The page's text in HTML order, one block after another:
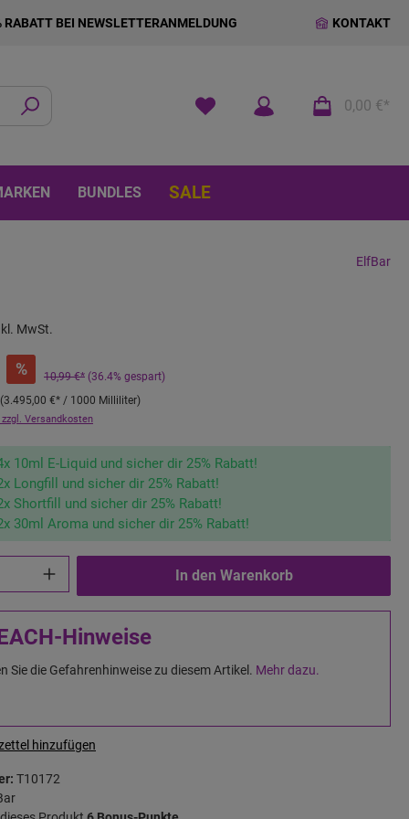
RABATT BEI NEWSLETTERANMELDUNG KONTAKT
0,00 €*
BUNDLES SALE
ElfBar
MwSt.
% 10,99 €* (36.4% gespart)
(3.495,00 €* / 1000 Milliliter)
Versandkosten
10ml E-Liquid und sicher dir 25% Rabatt!
Longfill und sicher dir 25% Rabatt!
Shortfill und sicher dir 25% Rabatt!
30ml Aroma und sicher dir 25% Rabatt!
In den Warenkorb
Hinweise
Sie die Gefahrenhinweise zu diesem Artikel. Mehr dazu.
hinzufügen
T10172